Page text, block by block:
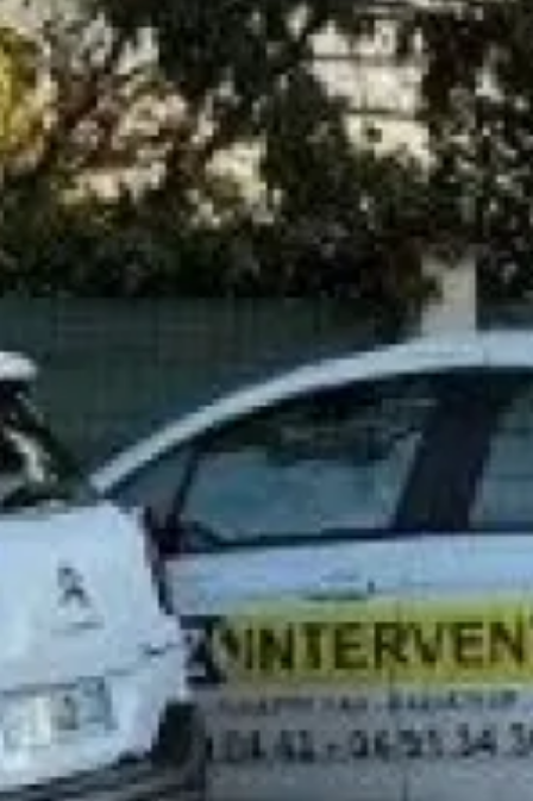
formulaire de contact.
Partager :
Demander un devis ou une
intervention
Les champs indiqués par un astérisque (*) sont obligatoires
Téléphone*
Message*
En soumettant ce formulaire, j'accepte que les informations
saisies soient traitées parGAZ INTERVENTION dans le cadre
de ma demande de contact et de la relation commerciale qui